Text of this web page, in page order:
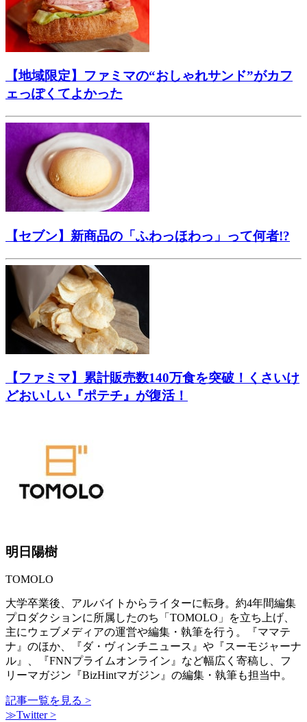
【地域限定】ファミマの“おしゃれサンド”がカフ
ェっぽくてよかった
【セブン】新商品の「ふわっほわっ」って何者!?
【ファミマ】累計販売数140万食を突破！くさいけ
どおいしい『ポテチ』が復活！
明日陽樹
TOMOLO
大学卒業後、アルバイトからライターに転身。約4年間編集
プロダクションに所属したのち「TOMOLO」を立ち上げ、
主にウェブメディアの運営や編集・執筆を行う。『ママテ
ナ』のほか、『ダ・ヴィンチニュース』や『スーモジャーナ
ル』、『FNNプライムオンライン』など幅広く寄稿し、フ
リーマガジン『BizHintマガジン』の編集・執筆も担当中。
記事一覧を見る >
≫Twitter >